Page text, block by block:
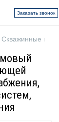
Заказать звонок
Скважинные